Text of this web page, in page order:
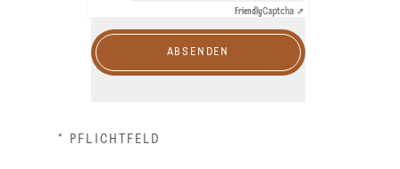
FriendlyCaptcha ⇗
ABSENDEN
* PFLICHTFELD